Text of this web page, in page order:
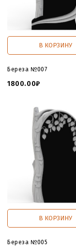
В КОРЗИНУ
Береза №007
1800.00₽
В КОРЗИНУ
Береза №005